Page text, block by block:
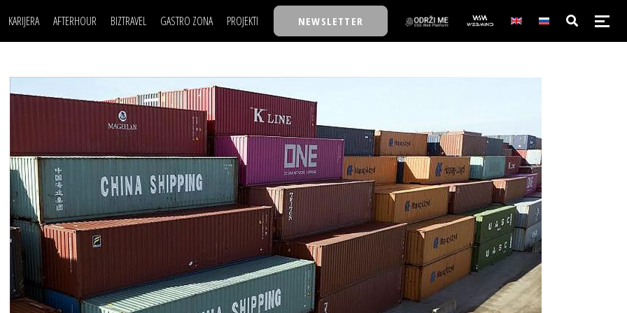
KARIJERA
LJUDI (HR)
KNOW-HOW
AFTERHOUR
WELLBEING
BIZTRAVEL GASTRO ZONA PROJEKTI
TASTY TALKS
30 ISPOD 30
BACK TO OFFICE/SCHOOL
BIZBENDOVI
BIZKOLEGIJUM
BMW BIZNIS LIGA
IZJAVA GODINE
NEWSLETTER
POSAO
MOJ UGAO
USAVRŠAVANJE
FILM I SCENA
AUTO SVET
STIL
WELLBEING
NAJKOLEGA
30 ISPOD 30
BACK TO OFFICE/SCHOOL
BIZBENDOVI
BIZKOLEGIJUM
BMW BIZNIS LIGA
BIZLIFE WEEK
IZJAVA GODINE